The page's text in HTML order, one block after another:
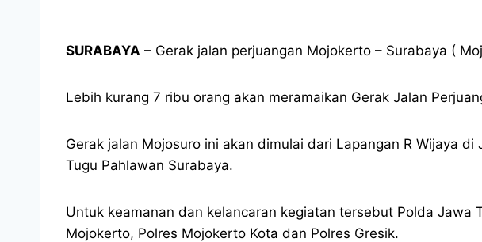
SURABAYA – Gerak jalan perjuangan Mojokerto – Surabaya (
Lebih kurang 7 ribu orang akan meramaikan Gerak Jalan
Gerak jalan Mojosuro ini akan dimulai dari Lapangan R Wijaya
Tugu Pahlawan Surabaya.
Untuk keamanan dan kelancaran kegiatan tersebut Polda Jawa
Mojokerto, Polres Mojokerto Kota dan Polres Gresik.